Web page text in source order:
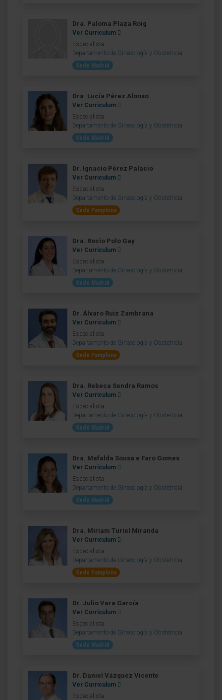
Dra. Paloma Plaza Roig
Ver Curriculum
Especialista
Departamento de Ginecología y Obstetricia
Sede Madrid
Dra. Lucía Pérez Alonso
Ver Curriculum
Especialista
Departamento de Ginecología y Obstetricia
Sede Madrid
Dr. Ignacio Pérez Palacio
Ver Curriculum
Especialista
Departamento de Ginecología y Obstetricia
Sede Pamplona
Dra. Rocío Polo Gay
Ver Curriculum
Especialista
Departamento de Ginecología y Obstetricia
Sede Madrid
Dr. Álvaro Ruiz Zambrana
Ver Curriculum
Especialista
Departamento de Ginecología y Obstetricia
Sede Pamplona
Dra. Rebeca Sendra Ramos
Ver Curriculum
Especialista
Departamento de Ginecología y Obstetricia
Sede Madrid
Dra. Mafalda Sousa e Faro Gomes
Ver Curriculum
Especialista
Departamento de Ginecología y Obstetricia
Sede Madrid
Dra. Miriam Turiel Miranda
Ver Curriculum
Especialista
Departamento de Ginecología y Obstetricia
Sede Pamplona
Dr. Julio Vara García
Ver Curriculum
Especialista
Departamento de Ginecología y Obstetricia
Sede Madrid
Dr. Daniel Vázquez Vicente
Ver Curriculum
Especialista